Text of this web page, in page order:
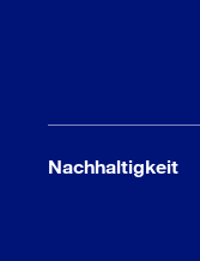
Nachhaltigkeit